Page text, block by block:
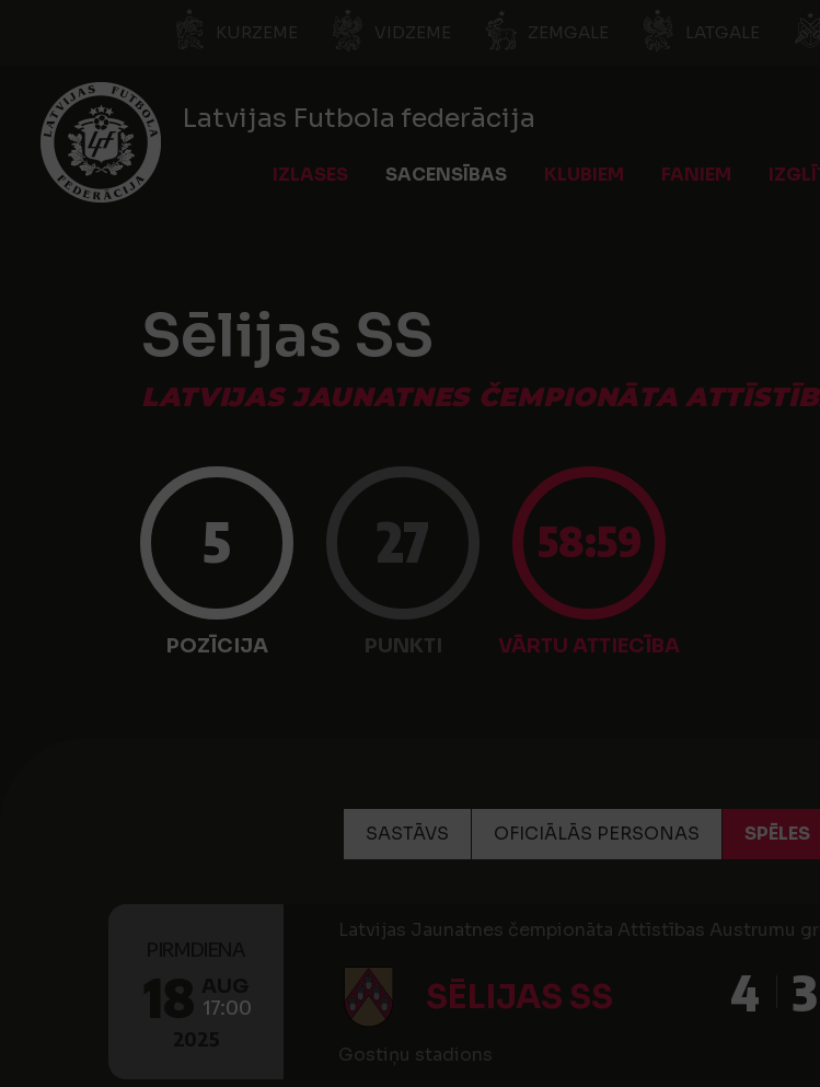
KURZEME VIDZEME ZEMGALE LATGALE
Latvijas Futbola federācija
IZLASES SACENSĪBAS KLUBIEM FANIEM
Sēlijas SS
LATVIJAS JAUNATNES ČEMPIONĀTA
5
POZĪCIJA
27
PUNKTI
58:59
VĀRTU ATTIECĪBA
SASTĀVS OFICIĀLĀS PERSONAS SPĒLES
17:00
Latvijas Jaunatnes čempionāta Attīstības Austrumu
SĒLIJAS SS 4 3
Gostiņu stadions